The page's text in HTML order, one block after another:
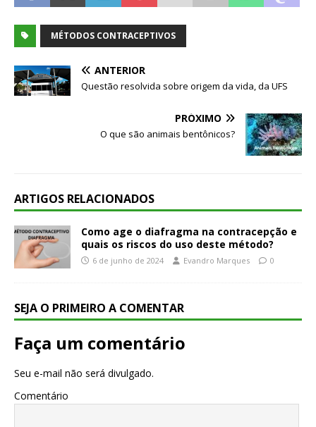
MÉTODOS CONTRACEPTIVOS
ANTERIOR
Questão resolvida sobre origem da vida, da UFS
PRÓXIMO
O que são animais bentônicos?
ARTIGOS RELACIONADOS
Como age o diafragma na contracepção e
quais os riscos do uso deste método?
6 de junho de 2024 Evandro Marques 0
SEJA O PRIMEIRO A COMENTAR
Faça um comentário
Seu e-mail não será divulgado.
Comentário